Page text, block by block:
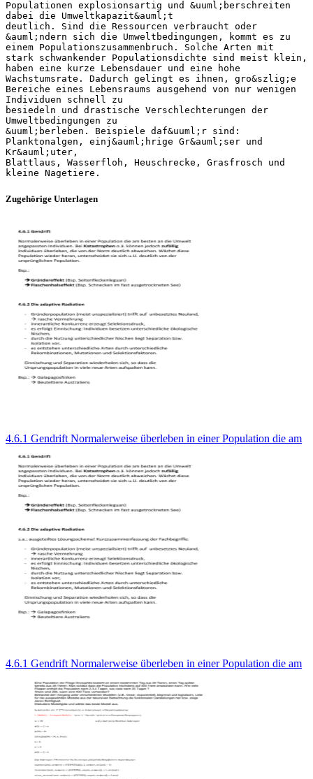
Populationen explosionsartig und &uuml;berschreiten
dabei die Umweltkapazit&auml;t
deutlich. Sind die Ressourcen verbraucht oder
&auml;ndern sich die Umweltbedingungen, kommt es zu
einem Populationszusammenbruch. Solche Arten mit
stark schwankender Populationsdichte sind meist klein,
haben eine kurze Lebensdauer und eine hohe
Wachstumsrate. Dadurch gelingt es ihnen, gro&szlig;e
Bereiche eines Lebensraums ausgehend von nur wenigen
Individuen schnell zu
besiedeln und drastische Verschlechterungen der
Umweltbedingungen zu
&uuml;berleben. Beispiele daf&uuml;r sind:
Planktonalgen, einj&auml;hrige Gr&auml;ser und
Kr&auml;uter,
Blattlaus, Wasserfloh, Heuschrecke, Grasfrosch und
Zugehörige Unterlagen
4.6.1 Gendrift Normalerweise überleben in einer Population die am
4.6.1 Gendrift Normalerweise überleben in einer Population die am